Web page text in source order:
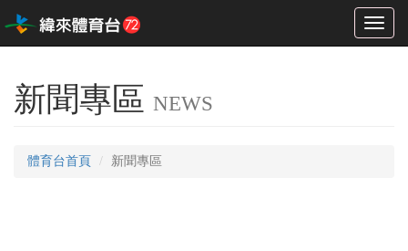
Toggle
新聞專區 NEWS
體育台首頁 新聞專區